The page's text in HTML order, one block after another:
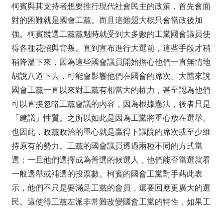
柯賓與其支持者想要推行現代社會民主的政策，首先會面
對的困難就是國會工黨。而且這難題大概只會當政後加
強。柯賓競選工黨黨魁時就受到大多數的工黨國會議員使
得各種花招與背叛。直到宣布進行大選前，這些手段才稍
稍降溫下來，因為這些國會議員開始擔心他們一直無情地
胡說八道下去，可能會影響他們在國會的席次。大體來說
國會工黨一直以來對工黨有相當大的權力，甚至認為他們
可以直接忽略工黨會議的內容，因為根據憲法，後者只是
「建議」性質。之所以如此是因為工黨將重心放在選舉。
也因此，政黨政治的重心就是贏得下議院的席次或至少維
持原有的勢力。工黨的國會議員透過兩種不同的方式當
選：一旦他們選擇成為普選的候選人，他們能否當選就看
一般選舉或補選的投票數。柯賓的國會工黨對手藉此表
示，他們不只是要滿足工黨的會員，還要回應更廣大的選
民。這使得工黨左派非常難改變國會工黨的特性，如果工